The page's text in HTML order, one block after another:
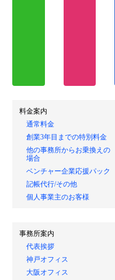
料金案内
通常料金
創業3年目までの特別料金
他の事務所からお乗換えの
場合
ベンチャー企業応援パック
記帳代行/その他
個人事業主のお客様
事務所案内
代表挨拶
神戸オフィス
大阪オフィス